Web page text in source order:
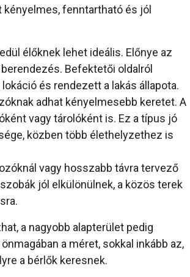
kényelmes, fenntartható és jól
élőknek lehet ideális. Előnye az
Befektetői oldalról
és rendezett a lakás állapota.
adhat kényelmesebb keretet. A
vagy tárolóként is. Ez a típus jó
közben több élethelyzethez is
vagy hosszabb távra tervező
jól elkülönülnek, a közös terek
a nagyobb alapterület pedig
a méret, sokkal inkább az,
a bérlők keresnek.